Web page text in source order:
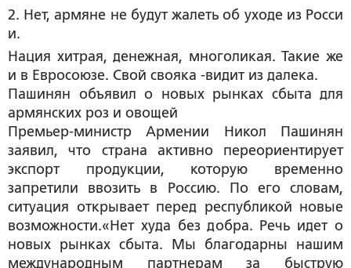
2. Нет, армяне не будут жалеть об уходе из Росси
и.
Нация хитрая, денежная, многоликая. Такие же
и в Евросоюзе. Свой свояка -видит из далека.
Пашинян объявил о новых рынках сбыта для
армянских роз и овощей
Премьер-министр Армении Никол Пашинян
заявил, что страна активно переориентирует
экспорт продукции, которую временно
запретили ввозить в Россию. По его словам,
ситуация открывает перед республикой новые
возможности.«Нет худа без добра. Речь идет о
новых рынках сбыта. Мы благодарны нашим
международным партнерам за быструю